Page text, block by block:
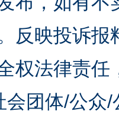
反映投诉
权法律责
会团体/公众